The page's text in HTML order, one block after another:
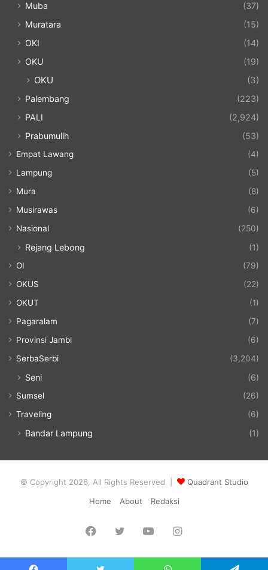
Muba
(37)
Muratara
(15)
OKI
(14)
OKU
(19)
OKU (3)
Palembang
(223)
PALI
(2,924)
Prabumulih
(53)
Empat Lawang
(4)
Lampung
(5)
Mura
(8)
Musirawas
(6)
Nasional
(250)
Rejang Lebong (1)
OI
(79)
OKUS
(22)
OKUT
(1)
Pagaralam
(7)
Provinsi Jambi
(6)
SerbaSerbi
(3,204)
Seni (6)
Sumsel
(26)
Traveling
(6)
Bandar Lampung (1)
© Copyright 2026, All Rights Reserved |
Quadrant Studio
Home
About Redaksi
Facebook
Twitter YouTubeInstagram